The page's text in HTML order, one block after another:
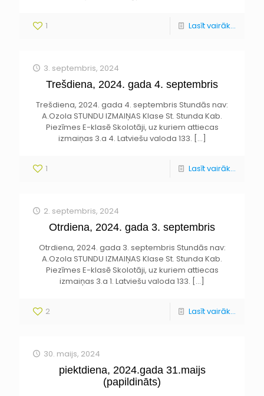
1 Lasīt vairāk...
3. septembris, 2024
Trešdiena, 2024. gada 4. septembris
Trešdiena, 2024. gada 4. septembris Stundās nav:
A.Ozola STUNDU IZMAIŅAS Klase St. Stunda Kab.
Piezīmes E-klasē Skolotāji, uz kuriem attiecas
izmaiņas 3.a 4. Latviešu valoda 133. […]
1 Lasīt vairāk...
2. septembris, 2024
Otrdiena, 2024. gada 3. septembris
Otrdiena, 2024. gada 3. septembris Stundās nav:
A.Ozola STUNDU IZMAIŅAS Klase St. Stunda Kab.
Piezīmes E-klasē Skolotāji, uz kuriem attiecas
izmaiņas 3.a 1. Latviešu valoda 133. […]
2 Lasīt vairāk...
30. maijs, 2024
piektdiena, 2024.gada 31.maijs
(papildināts)